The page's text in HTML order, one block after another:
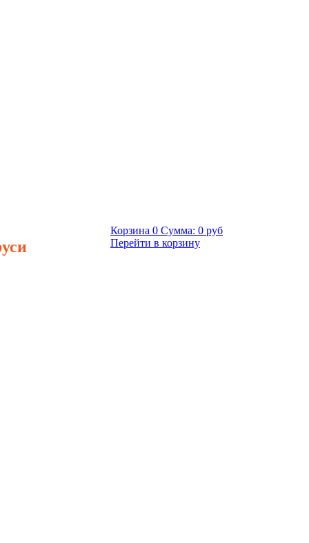
Корзина 0 Сумма: 0 руб
Перейти в корзину